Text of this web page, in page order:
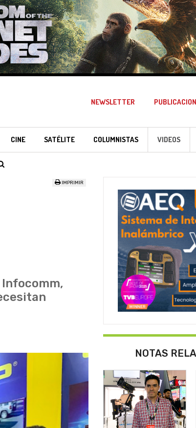
NEWSLETTER
CINE SATÉLITE COLUMNISTAS VIDEOS
IMPRIMIR
NOTAS